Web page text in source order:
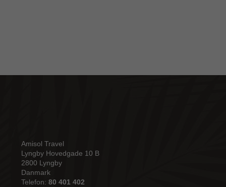
Amisol Travel
Lyngby Hovedgade 10 B
2800 Lyngby
Danmark
Telefon: 80 401 402